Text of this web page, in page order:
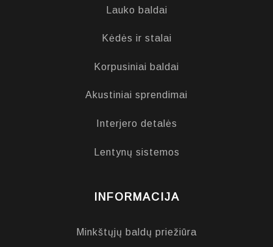
Lauko baldai
Kėdės ir stalai
Korpusiniai baldai
Akustiniai sprendimai
Interjero detalės
Lentynų sistemos
INFORMACIJA
Minkštųjų baldų priežiūra